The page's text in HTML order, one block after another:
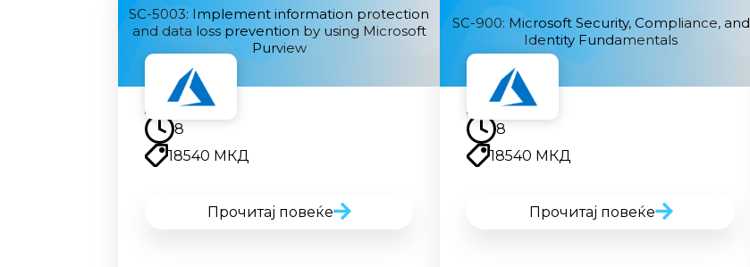
SC-5003: Implement information protection
and data loss prevention by using Microsoft
Purview
Наскоро
8
18540 МКД
Прочитај повеќе
SC-900: Microsoft Security, Compliance, and
Identity Fundamentals
Наскоро
8
18540 МКД
Прочитај повеќе